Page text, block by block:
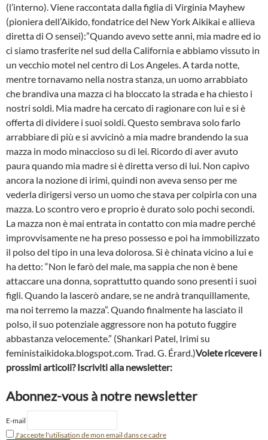
(l’interno). Viene raccontata dalla figlia di Virginia Mayhew
(pioniera dell’Aikido, fondatrice del New York Aikikai e allieva
diretta di O sensei):”Quando avevo sette anni, mia madre ed io
ci siamo trasferite nel sud della California e abbiamo vissuto in
un vecchio motel nel centro di Los Angeles. A tarda notte,
mentre tornavamo nella nostra stanza, un uomo arrabbiato
che brandiva una mazza ci ha bloccato la strada e ha chiesto i
nostri soldi. Mia madre ha cercato di ragionare con lui e si è
offerta di dividere i suoi soldi. Questo sembrava solo farlo
arrabbiare di più e si avvicinò a mia madre brandendo la sua
mazza in modo minaccioso su di lei. Ricordo di aver avuto
paura quando mia madre si è diretta verso di lui. Non capivo
ancora la nozione di irimi, quindi non aveva senso per me
vederla dirigersi verso un uomo che stava per colpirla con una
mazza. Lo scontro vero e proprio è durato solo pochi secondi.
La mazza non è mai entrata in contatto con mia madre perché
improvvisamente ne ha preso possesso e poi ha immobilizzato
il polso del tipo in una leva dolorosa. Si è chinata vicino a lui e
ha detto: “Non le farò del male, ma sappia che non è bene
attaccare una donna, soprattutto quando sono presenti i suoi
figli. Quando la lascerò andare, se ne andrà tranquillamente,
ma noi terremo la mazza”. Quando finalmente ha lasciato il
polso, il suo potenziale aggressore non ha potuto fuggire
abbastanza velocemente.” (Shankari Patel, Irimi su
feministaikidoka.blogspot.com. Trad. G. Érard.)Volete ricevere i
prossimi articoli? Iscriviti alla newsletter:
Abonnez-vous à notre newsletter
E-mail
J'accepte l'utilisation de mon email dans ce cadre